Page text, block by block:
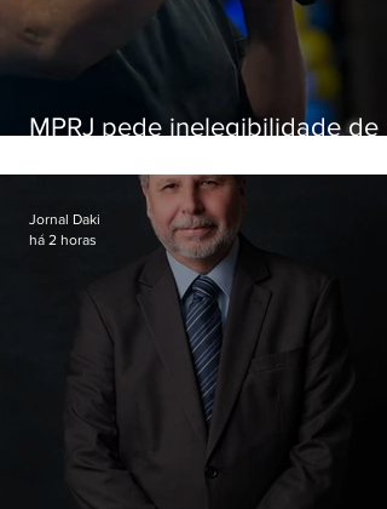
MPRJ pede inelegibilidade de
Jornal Daki
há 2 horas